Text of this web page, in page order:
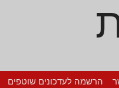
הרשמה לעדכונים שוטפים